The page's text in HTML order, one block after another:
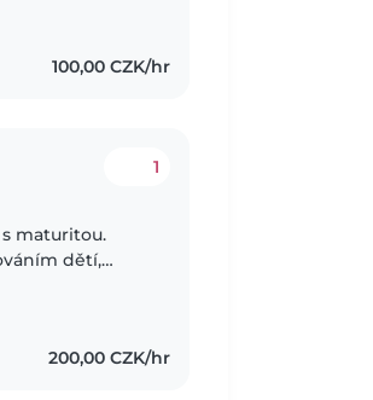
100,00 CZK/hr
1
maturitou.
dětí,
200,00 CZK/hr